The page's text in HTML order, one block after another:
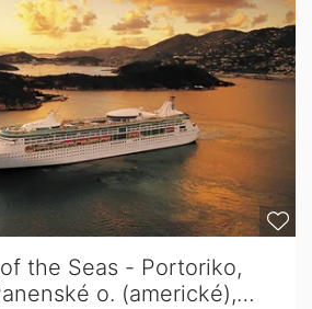
the Seas - Portoriko,
o. (americké),…